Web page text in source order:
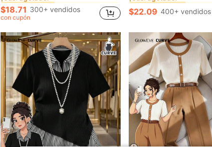
¡Casi agotado!
¡Casi agotado!
#8 Más vendidos en nuevo Monos de talla grande
¡Casi agotado!
$18.71 300+ vendidos
con cupón
¡Casi agotado!
¡Casi agotado!
#10 Más vendidos
$22.09 400+ vendidos